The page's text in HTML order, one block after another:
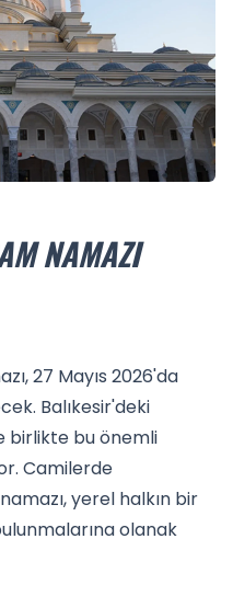
NAMAZI
27 Mayıs 2026'da
Balıkesir'deki
birlikte bu önemli
Camilerde
yerel halkın bir
olanak